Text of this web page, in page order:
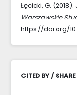
Łęcicki, G.
Warszawskie
https://doi.org/
CITED BY / SHARE